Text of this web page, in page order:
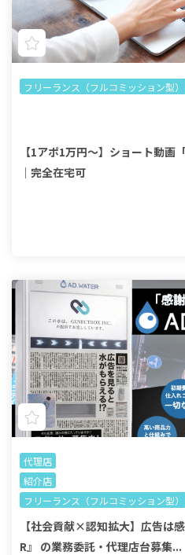
フリーランス（フルコミッション型）
【1アポ1万円～】ショート動
｜完全在宅可
代理店
紹介店
フリーランス（フルコミッション型）
【社会貢献×認知拡大】広告は
R』 の業務委託・代理店台募集...